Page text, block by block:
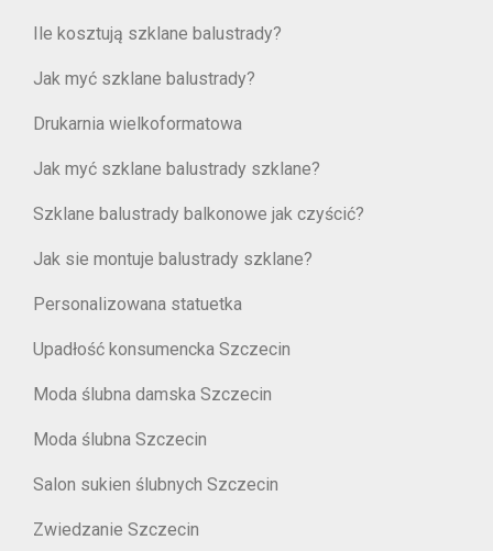
Ile kosztują szklane balustrady?
Jak myć szklane balustrady?
Drukarnia wielkoformatowa
Jak myć szklane balustrady szklane?
Szklane balustrady balkonowe jak czyścić?
Jak sie montuje balustrady szklane?
Personalizowana statuetka
Upadłość konsumencka Szczecin
Moda ślubna damska Szczecin
Moda ślubna Szczecin
Salon sukien ślubnych Szczecin
Zwiedzanie Szczecin